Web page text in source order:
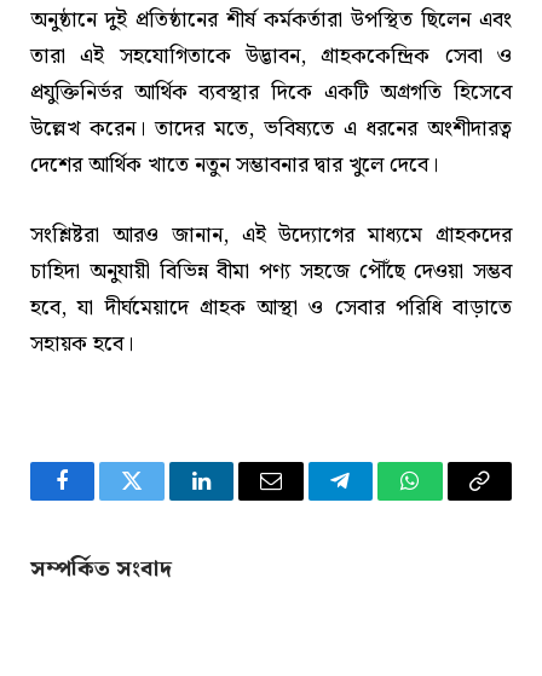
অনুষ্ঠানে দুই প্রতিষ্ঠানের শীর্ষ কর্মকর্তারা উপস্থিত ছিলেন এবং
তারা এই সহযোগিতাকে উদ্ভাবন, গ্রাহককেন্দ্রিক সেবা ও
প্রযুক্তিনির্ভর আর্থিক ব্যবস্থার দিকে একটি অগ্রগতি হিসেবে
উল্লেখ করেন। তাদের মতে, ভবিষ্যতে এ ধরনের অংশীদারত্ব
দেশের আর্থিক খাতে নতুন সম্ভাবনার দ্বার খুলে দেবে।
সংশ্লিষ্টরা আরও জানান, এই উদ্যোগের মাধ্যমে গ্রাহকদের
চাহিদা অনুযায়ী বিভিন্ন বীমা পণ্য সহজে পৌঁছে দেওয়া সম্ভব
হবে, যা দীর্ঘমেয়াদে গ্রাহক আস্থা ও সেবার পরিধি বাড়াতে
সহায়ক হবে।
FacebookTwitter LinkedInEmail TelegramWhatsApp
Copy
সম্পর্কিত সংবাদ